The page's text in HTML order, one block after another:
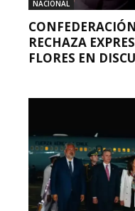
NACIONAL
RECHAZA
FLORES EN